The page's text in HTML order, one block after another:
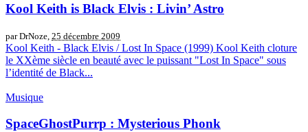
Kool Keith is Black Elvis : Livin’ Astro
par DrNoze, 25 décembre 2009
Kool Keith - Black Elvis / Lost In Space (1999) Kool Keith cloture
le XXème siècle en beauté avec le puissant "Lost In Space" sous
l’identité de Black...
Musique
SpaceGhostPurrp : Mysterious Phonk